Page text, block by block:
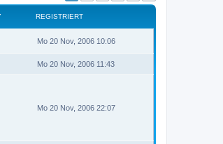
REGISTRIERT
Mo 20 Nov, 2006 10:06
Mo 20 Nov, 2006 11:43
Mo 20 Nov, 2006 22:07